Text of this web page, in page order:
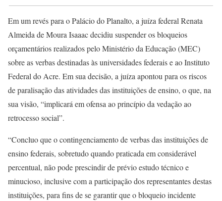
Em um revés para o Palácio do Planalto, a juíza federal Renata
Almeida de Moura Isaaac decidiu suspender os bloqueios
orçamentários realizados pelo Ministério da Educação (MEC)
sobre as verbas destinadas às universidades federais e ao Instituto
Federal do Acre. Em sua decisão, a juíza apontou para os riscos
de paralisação das atividades das instituições de ensino, o que, na
sua visão, “implicará em ofensa ao princípio da vedação ao
retrocesso social”.
“Concluo que o contingenciamento de verbas das instituições de
ensino federais, sobretudo quando praticada em considerável
percentual, não pode prescindir de prévio estudo técnico e
minucioso, inclusive com a participação dos representantes destas
instituições, para fins de se garantir que o bloqueio incidente